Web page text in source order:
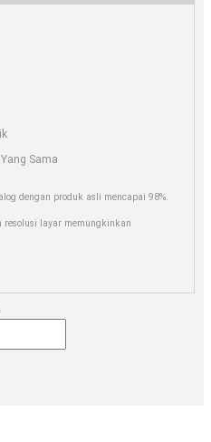
Sama
dengan produk asli mencapai 98%.
resolusi layar memungkinkan